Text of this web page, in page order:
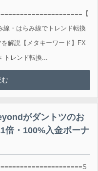
【
線・はらみ線でトレンド転換
解説【メタキーワード】FX
レンド転換...
がダントツのお
倍・100%入金ボーナ